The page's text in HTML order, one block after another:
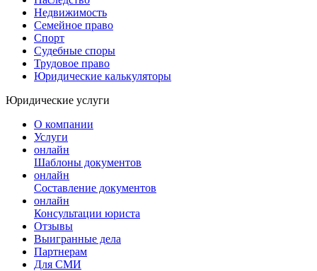
Недвижимость
Семейное право
Спорт
Судебные споры
Трудовое право
Юридические калькуляторы
Юридические услуги
О компании
Услуги
онлайн
Шаблоны документов
онлайн
Составление документов
онлайн
Консультации юриста
Отзывы
Выигранные дела
Партнерам
Для СМИ